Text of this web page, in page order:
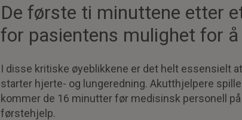
De første ti minuttene etter
for pasientens mulighet for å
I disse kritiske øyeblikkene er det helt essensielt
starter hjerte- og lungeredning. Akutthjelpere
kommer de 16 minutter før medisinsk personell
førstehjelp.